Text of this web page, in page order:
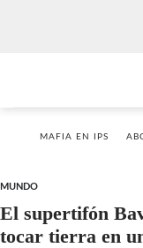
MAFIA EN IPS
MUNDO
El supertifón
tocar tierra en